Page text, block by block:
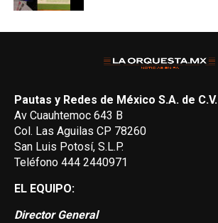
Pautas y Redes de México S.A. de C.V.
Av Cuauhtemoc 643 B
Col. Las Aguilas CP 78260
San Luis Potosí, S.L.P.
Teléfono 444 2440971
EL EQUIPO:
Director General